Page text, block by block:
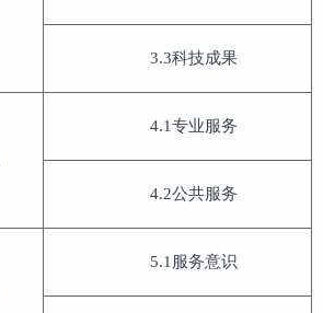
3.3科技成果
4.1专业服务
4.2公共服务
5.1服务意识